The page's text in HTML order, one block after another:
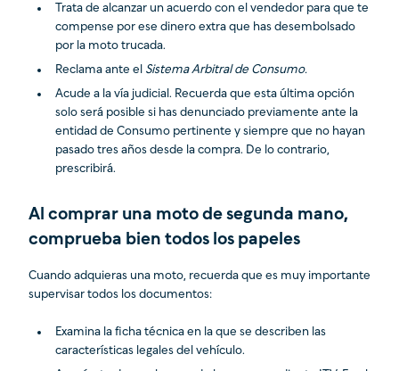
Trata de alcanzar un acuerdo con el vendedor para que te
compense por ese dinero extra que has desembolsado
por la moto trucada.
Reclama ante el Sistema Arbitral de Consumo.
Acude a la vía judicial. Recuerda que esta última opción
solo será posible si has denunciado previamente ante la
entidad de Consumo pertinente y siempre que no hayan
pasado tres años desde la compra. De lo contrario,
prescribirá.
Al comprar una moto de segunda mano,
comprueba bien todos los papeles
Cuando adquieras una moto, recuerda que es muy importante
supervisar todos los documentos:
Examina la ficha técnica en la que se describen las
características legales del vehículo.